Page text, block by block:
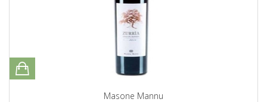
Masone Mannu